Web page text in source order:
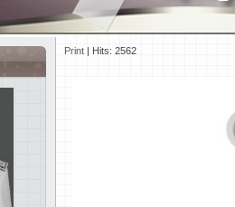
Print | Hits: 2562